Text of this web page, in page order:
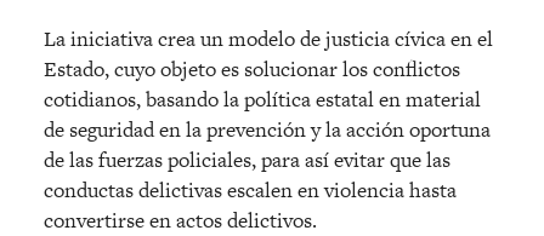
La iniciativa crea un modelo de justicia cívica en el
Estado, cuyo objeto es solucionar los conflictos
cotidianos, basando la política estatal en material
de seguridad en la prevención y la acción oportuna
de las fuerzas policiales, para así evitar que las
conductas delictivas escalen en violencia hasta
convertirse en actos delictivos.